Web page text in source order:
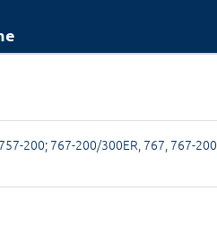
757-200; 767-200/300ER, 767, 767-200